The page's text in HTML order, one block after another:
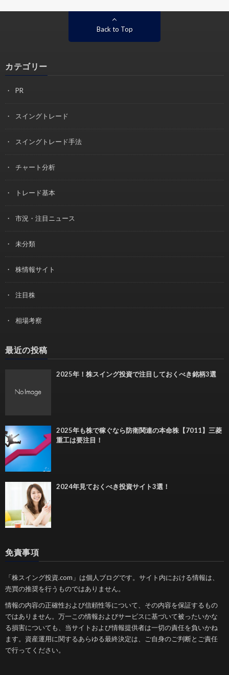
Back to Top
カテゴリー
PR
スイングトレード
スイングトレード手法
チャート分析
トレード基本
市況・注目ニュース
未分類
株情報サイト
注目株
相場考察
最近の投稿
2025年！株スイング投資で注目しておくべき銘柄3選
2025年も株で稼ぐなら防衛関連の本命株【7011】三菱
重工は要注目！
2024年見ておくべき投資サイト3選！
免責事項
「株スイング投資.com」は個人ブログです。サイト内における情報は、
売買の推奨を行うものではありません。
情報の内容の正確性および信頼性等について、その内容を保証するもの
ではありません。万一この情報およびサービスに基づいて被ったいかな
る損害についても、当サイトおよび情報提供者は一切の責任を負いかね
ます。資産運用に関するあらゆる最終決定は、ご自身のご判断とご責任
で行ってください。